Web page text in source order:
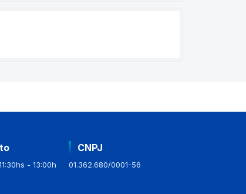
- 13:00h
CNPJ
01.362.680/0001-56